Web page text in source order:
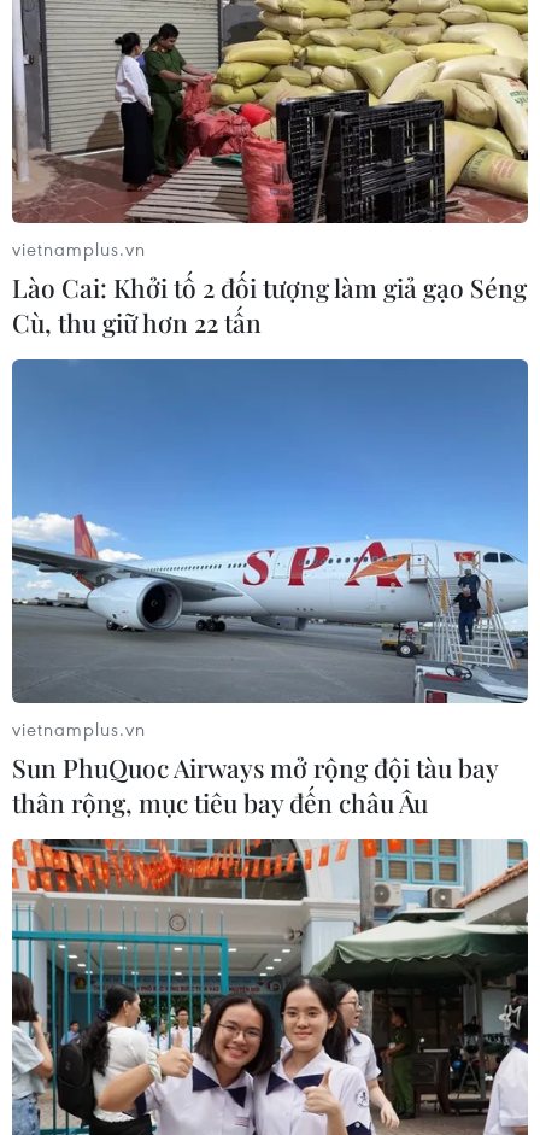
vietnamplus.vn
Lào Cai: Khởi tố 2 đối tượng làm giả gạo Séng
Cù, thu giữ hơn 22 tấn
vietnamplus.vn
Sun PhuQuoc Airways mở rộng đội tàu bay
thân rộng, mục tiêu bay đến châu Âu